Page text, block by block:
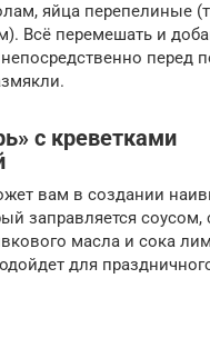
яйца перепелиные
Всё перемешать и
перед
с креветками
вам в создании
заправляется соусом,
масла и сока
для